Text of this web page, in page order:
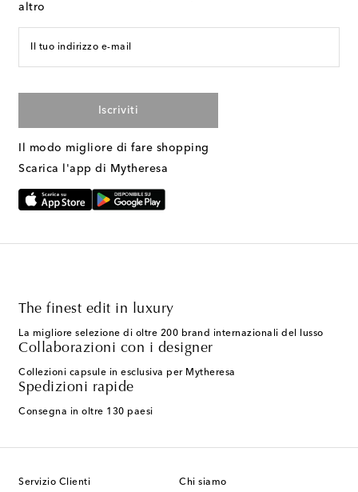
altro
Il tuo indirizzo e-mail
Iscriviti
Il modo migliore di fare shopping
Scarica l'app di Mytheresa
The finest edit in luxury
La migliore selezione di oltre 200 brand internazionali del lusso
Collaborazioni con i designer
Collezioni capsule in esclusiva per Mytheresa
Spedizioni rapide
Consegna in oltre 130 paesi
Servizio Clienti Chi siamo